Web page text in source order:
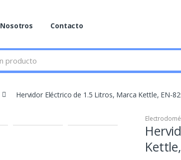
Nosotros Contacto
Hervidor Eléctrico de 1.5 Litros, Marca Kettle, EN-